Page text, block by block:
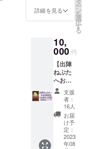
で製造
から2年
アサヒ
※画像は
イメー
す。 (商
品詳細)
商品
ジャン
ル：卓
上スタ
ンド 数
量：1個
素材：
アクリ
義塾創
立150周
緒に出
陣して
楽しみ
ません
か？
ねぷた
出陣に
欠かせ
ない手
ぬぐい
とTシャ
ツも事
前にお
送りす
詳細を見る
タ
ー
ン
を
選
択
す
る
10,
000 円
【出陣
ねぷた
へお名
前掲
出・手
持ち灯
籠】
2023年
8月の弘
前ねぷ
たまつ
支援
者：
16人
お届
け予
定：
2023
年08